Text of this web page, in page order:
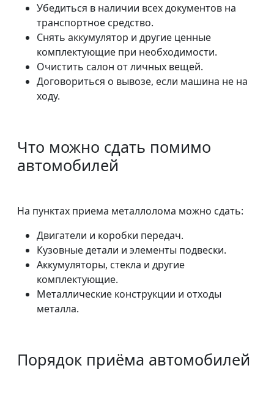
Убедиться в наличии всех документов на
транспортное средство.
Снять аккумулятор и другие ценные
комплектующие при необходимости.
Очистить салон от личных вещей.
Договориться о вывозе, если машина не на
ходу.
Что можно сдать помимо
автомобилей
На пунктах приема металлолома можно сдать:
Двигатели и коробки передач.
Кузовные детали и элементы подвески.
Аккумуляторы, стекла и другие
комплектующие.
Металлические конструкции и отходы
металла.
Порядок приёма автомобилей